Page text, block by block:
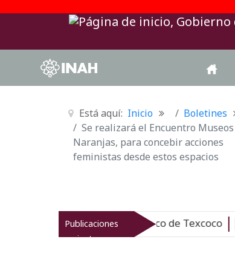
Está aquí: Inicio
Boletines
Se realizará el Encuentro Museos
Naranjas, para concebir acciones
feministas desde estos espacios
Publicaciones
recientes
arqueológico de Texcoco Nuevo